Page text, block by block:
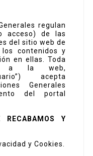
regulan
acceso) de las
del sitio web de
los contenidos y
en ellas. Toda
a la web,
acepta
Generales
del portal
RECABAMOS Y
y Cookies.